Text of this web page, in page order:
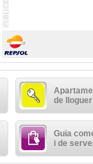
de lloguer
Guia
i de